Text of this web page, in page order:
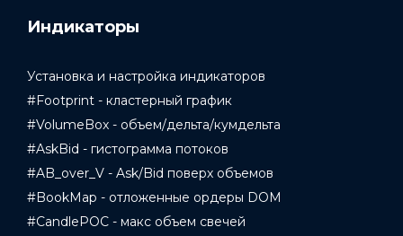
Индикаторы
Установка и настройка индикаторов
#Footprint - кластерный график
#VolumeBox - объем/дельта/кумдельта
#AskBid - гистограмма потоков
#AB_over_V - Ask/Bid поверх объемов
#BookMap - отложенные ордеры DOM
#CandlePOC - макс объем свечей